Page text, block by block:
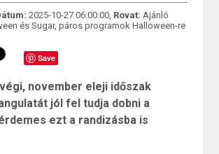
2025-10-27 06:00:00, Rovat: Ajánló
és Sugar, páros programok Halloween-re
Save
november eleji időszak
jól fel tudja dobni a
ezt a randizásba is